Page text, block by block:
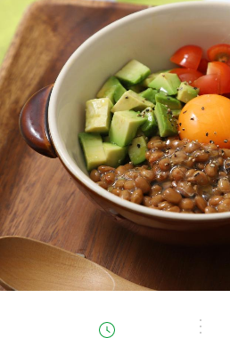
商品カテゴリ
お酢ドリンク
みりん風・料理酒
つゆ
新商品一覧
キャンペーン情報
ブランド・スペシャルサイト
ブランド・スペシャルサイト トップ
商品ブランドサイト
Fibee（ファイビー）
くらしプラ酢
お酢ドリンク
企業情報
国内事業概要